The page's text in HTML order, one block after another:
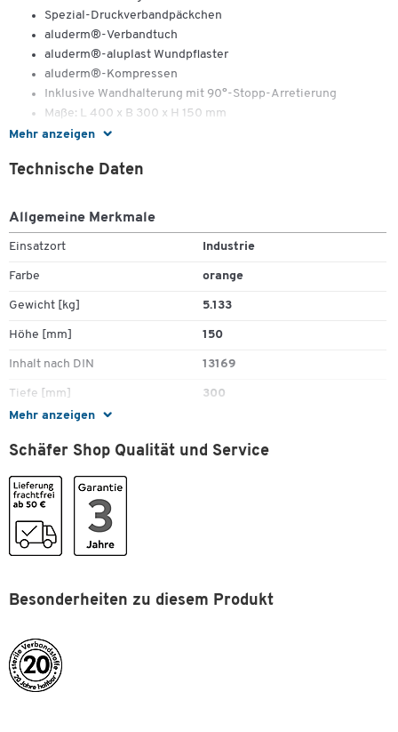
Mehr anzeigen
Spezial-Druckverbandpäckchen
aluderm®-Verbandtuch
aluderm®-aluplast Wundpflaster
aluderm®-Kompressen
Inklusive Wandhalterung mit 90°-Stopp-Arretierung
Maße: L 400 x B 300 x H 150 mm
Mehr anzeigen
Technische Daten
Allgemeine Merkmale
Einsatzort Industrie
Farbe orange
Gewicht [kg] 5.133
Höhe [mm] 150
Inhalt nach DIN 13169
Tiefe [mm] 300
Schäfer Shop Qualität und Service
Besonderheiten zu diesem Produkt